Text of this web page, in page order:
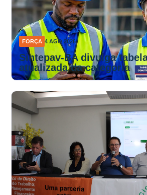
FORÇA 4 AGO 2026
Sintepav-BA divulga
atualizada da categoria